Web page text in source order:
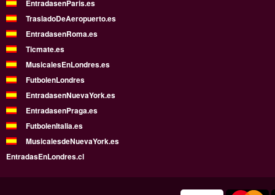
EntradasenParis.es
TrasladoDeAeropuerto.es
EntradasenRoma.es
Ticmate.es
MusicalesEnLondres.es
FutbolenLondres
EntradasenNuevaYork.es
EntradasenPraga.es
FutbolenItalia.es
MusicalesdeNuevaYork.es
EntradasEnLondres.cl